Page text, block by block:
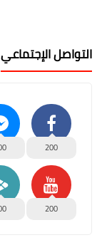
التواصل الإجتماعي
200
200